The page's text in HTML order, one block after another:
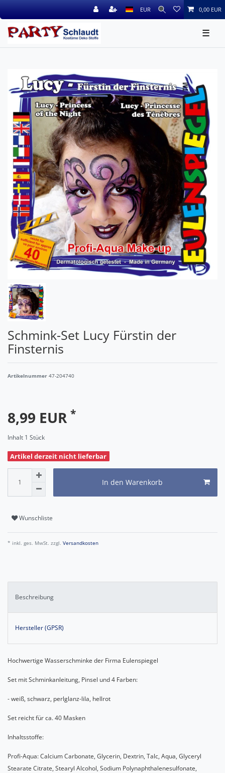
EUR 0,00 EUR
☰
Schmink-Set Lucy Fürstin der
Finsternis
Artikelnummer 47-204740
8,99 EUR *
Inhalt 1 Stück
Artikel derzeit nicht lieferbar
In den Warenkorb
Wunschliste
* inkl. ges. MwSt. zzgl. Versandkosten
Beschreibung
Hersteller (GPSR)
Hochwertige Wasserschminke der Firma Eulenspiegel
Set mit Schminkanleitung, Pinsel und 4 Farben:
- weiß, schwarz, perlglanz-lila, hellrot
Set reicht für ca. 40 Masken
Inhaltsstoffe:
Profi-Aqua: Calcium Carbonate, Glycerin, Dextrin, Talc, Aqua, Glyceryl
Stearate Citrate, Stearyl Alcohol, Sodium Polynaphthalenesulfonate,